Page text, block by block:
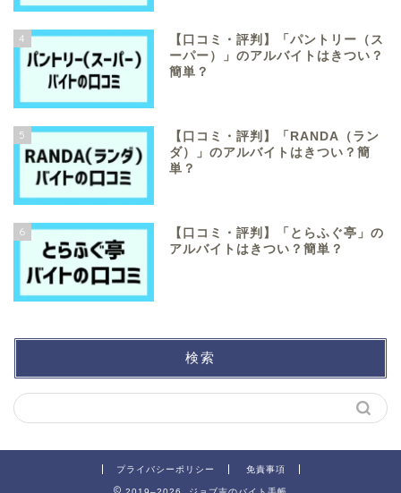
4
【口コミ・評判】「パントリー（ス
ーパー）」のアルバイトはきつい？
簡単？
5
【口コミ・評判】「RANDA（ラン
ダ）」のアルバイトはきつい？簡
単？
6
【口コミ・評判】「とらふぐ亭」の
アルバイトはきつい？簡単？
検索
プライバシーポリシー 免責事項